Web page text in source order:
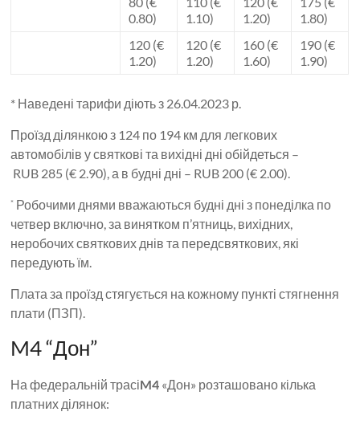
0.80)
1.10)
1.20)
1.80)
120 (€
1.20)
120 (€
1.20)
160 (€
1.60)
190 (€
1.90)
* Наведені тарифи діють з 26.04.2023 р.
Проїзд ділянкою з 124 по 194 км для легкових
автомобілів у святкові та вихідні дні обійдеться –
RUB 285 (€ 2.90), а в будні дні – RUB 200 (€ 2.00).
* Робочими днями вважаються будні дні з понеділка по
четвер включно, за винятком п’ятниць, вихідних,
неробочих святкових днів та передсвяткових, які
передують їм.
Плата за проїзд стягується на кожному пункті стягнення
плати (ПЗП).
M4 “Дон”
На федеральній трасіM4 «Дон» розташовано кілька
платних ділянок: